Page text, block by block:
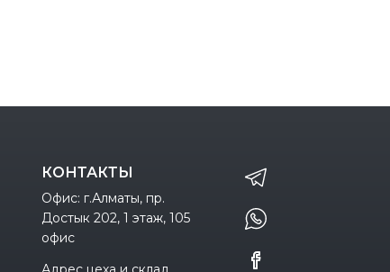
КОНТАКТЫ
Офис: г.Алматы, пр.
Достык 202, 1 этаж, 105
офис